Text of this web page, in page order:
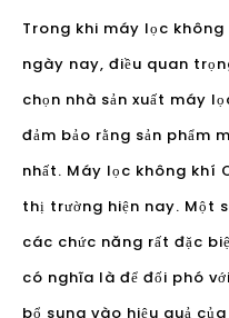
nhất. Máy lọc không khí
thị trường hiện nay. Một
các chức năng rất đặc
có nghĩa là để đối phó
bổ sung vào hiệu quả
thể chứa đầy các chất
PM2.5. Tìm một bộ lọc
nhiễm trong không khí